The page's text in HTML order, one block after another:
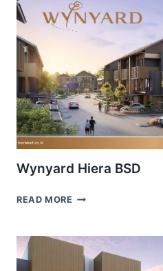
Wynyard Hiera BSD
READ MORE WYNYARD